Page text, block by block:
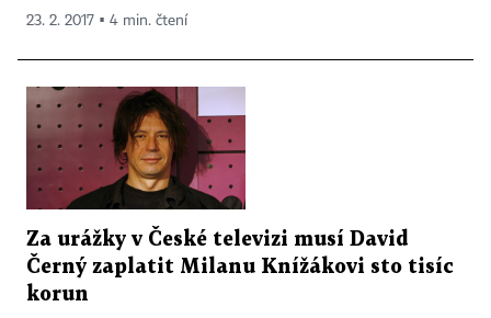
23. 2. 2017 ▪ 4 min. čtení
Za urážky v České televizi musí David
Černý zaplatit Milanu Knížákovi sto tisíc
korun